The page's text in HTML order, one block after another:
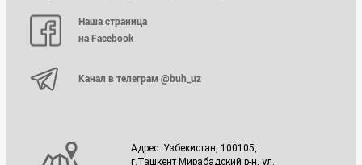
Наша страница
на Facebook
Канал в телеграм @buh_uz
Адрес: Узбекистан, 100105,
г.Ташкент Мирабадский р-н, ул.